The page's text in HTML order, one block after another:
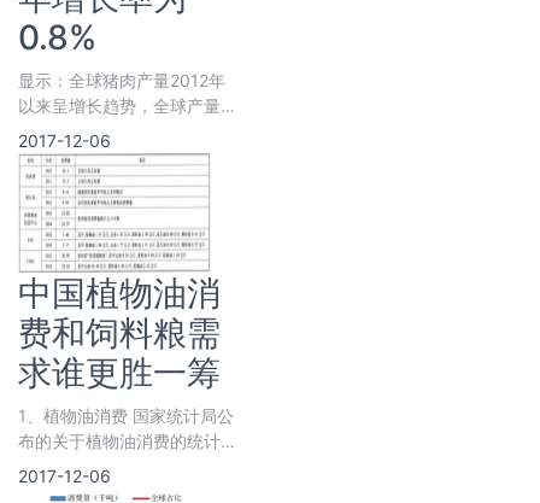
0.8%
显示：全球猪肉产量2012年
以来呈增长趋势，全球产量从
2011年的10358.1万吨增至
2015年的11145.8万吨，年增
长率分别为3.2%、1.8%、1.6
2017-12-06
中国植物油消
费和饲料粮需
求谁更胜一筹
1、植物油消费 国家统计局公
布的关于植物油消费的统计数
据仅包括城镇居民家庭平均每
人全年食用植物油购买量和农
2017-12-06